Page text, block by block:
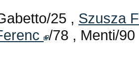
25 , Szusza
/78 , Menti/90